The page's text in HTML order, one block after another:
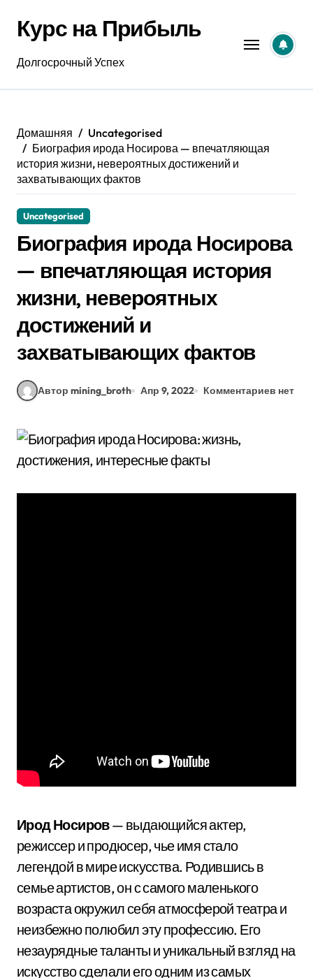
содержанию
Курс на Прибыль
Долгосрочный Успех
Домашняя
Uncategorised
Биография ирода Носирова — впечатляющая
история жизни, невероятных достижений и
захватывающих фактов
Uncategorised
Биография ирода Носирова
— впечатляющая история
жизни, невероятных
достижений и
захватывающих фактов
Автор mining_broth Апр 9, 2022 Комментариев нет
Ирод Носиров— выдающийся актер,
режиссер и продюсер, чье имя стало
легендой в мире искусства. Родившись в
семье артистов, он с самого маленького
возраста окружил себя атмосферой театра и
неизбежно полюбил эту профессию. Его
незаурядные таланты и уникальный взгляд на
искусство сделали его одним из самых